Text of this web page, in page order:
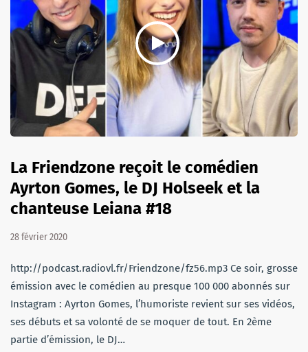
La Friendzone reçoit le comédien
Ayrton Gomes, le DJ Holseek et la
chanteuse Leiana #18
28 février 2020
http://podcast.radiovl.fr/Friendzone/fz56.mp3 Ce soir, grosse
émission avec le comédien au presque 100 000 abonnés sur
Instagram : Ayrton Gomes, l’humoriste revient sur ses vidéos,
ses débuts et sa volonté de se moquer de tout. En 2ème
partie d’émission, le DJ…